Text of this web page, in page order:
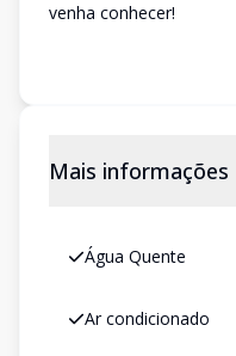
venha conhecer!
Mais informações
Água Quente
Ar condicionado